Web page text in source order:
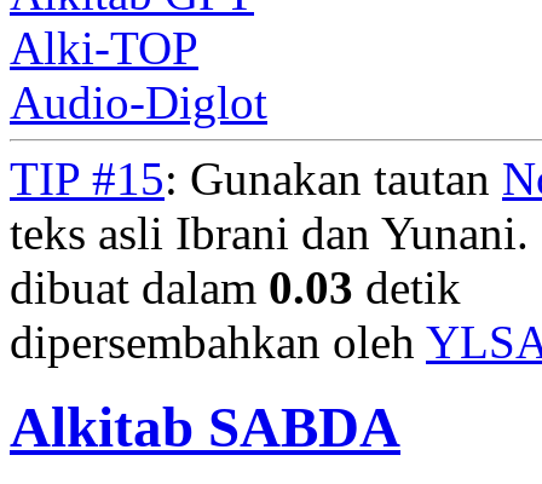
Alki-TOP
Audio-Diglot
TIP #15: Gunakan tautan
teks asli Ibrani dan
dibuat dalam 0.03 detik
dipersembahkan oleh
Alkitab SABDA